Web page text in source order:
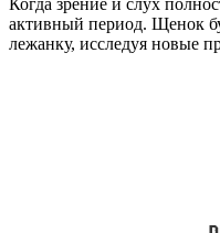
активный период. Щенок
лежанку, исследуя новые